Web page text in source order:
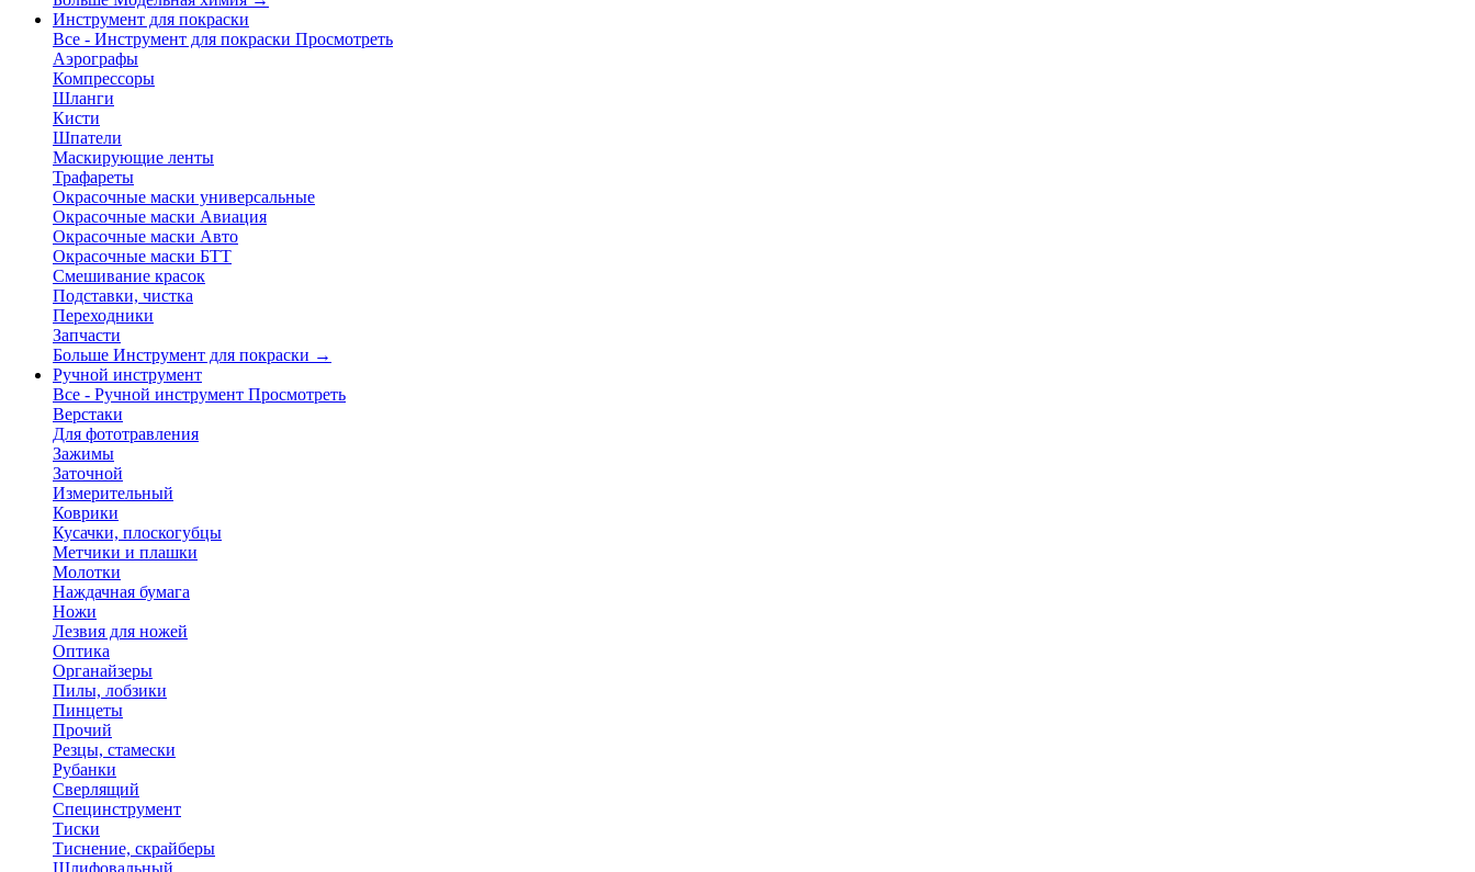
Инструмент для покраски
Все - Инструмент для покраски Просмотреть
Аэрографы
Компрессоры
Шланги
Кисти
Шпатели
Маскирующие ленты
Трафареты
Окрасочные маски универсальные
Окрасочные маски Авиация
Окрасочные маски Авто
Окрасочные маски БТТ
Смешивание красок
Подставки, чистка
Переходники
Запчасти
Больше Инструмент для покраски →
Ручной инструмент
Все - Ручной инструмент Просмотреть
Верстаки
Для фототравления
Зажимы
Заточной
Измерительный
Коврики
Кусачки, плоскогубцы
Метчики и плашки
Молотки
Наждачная бумага
Ножи
Лезвия для ножей
Оптика
Органайзеры
Пилы, лобзики
Пинцеты
Прочий
Резцы, стамески
Рубанки
Сверлящий
Специнструмент
Тиски
Тиснение, скрайберы
Шлифовальный